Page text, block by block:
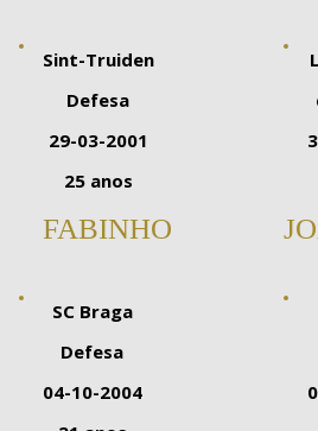
Sint-Truiden
Defesa
29-03-2001
25 anos
FABINHO
SC Braga
Defesa
04-10-2004